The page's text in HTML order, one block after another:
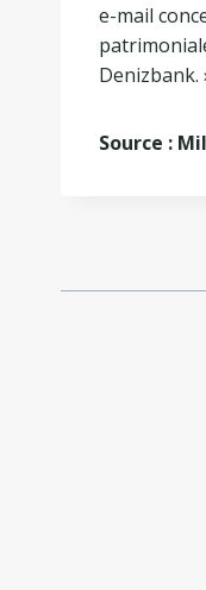
e-mail
Denizbank.
Source :